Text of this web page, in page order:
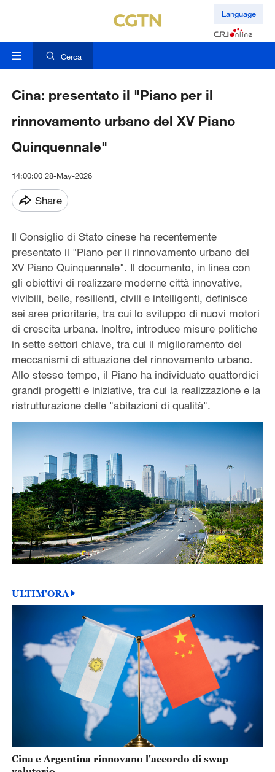
Language
Cerca
Cina: presentato il "Piano per il
rinnovamento urbano del XV Piano
Quinquennale"
14:00:00 28-May-2026
Share
Il Consiglio di Stato cinese ha recentemente
presentato il "Piano per il rinnovamento urbano del
XV Piano Quinquennale". Il documento, in linea con
gli obiettivi di realizzare moderne città innovative,
vivibili, belle, resilienti, civili e intelligenti, definisce
sei aree prioritarie, tra cui lo sviluppo di nuovi motori
di crescita urbana. Inoltre, introduce misure politiche
in sette settori chiave, tra cui il miglioramento dei
meccanismi di attuazione del rinnovamento urbano.
Allo stesso tempo, il Piano ha individuato quattordici
grandi progetti e iniziative, tra cui la realizzazione e la
ristrutturazione delle "abitazioni di qualità".
ULTIM'ORA
Cina e Argentina rinnovano l'accordo di swap